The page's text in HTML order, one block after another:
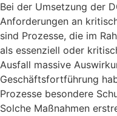
Bei der Umsetzung der
Anforderungen an
sind Prozesse, die im
als essenziell oder
Ausfall massive
Geschäftsfortführung
Prozesse besondere
Solche Maßnahmen